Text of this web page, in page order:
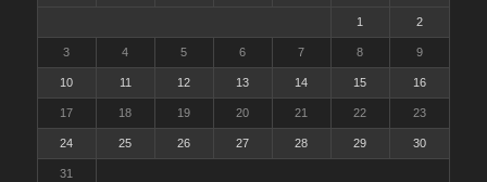
1 2
3 4 5 6 7 8 9
10 11 12 13 14 15 16
17 18 19 20 21 22 23
24 25 26 27 28 29 30
31